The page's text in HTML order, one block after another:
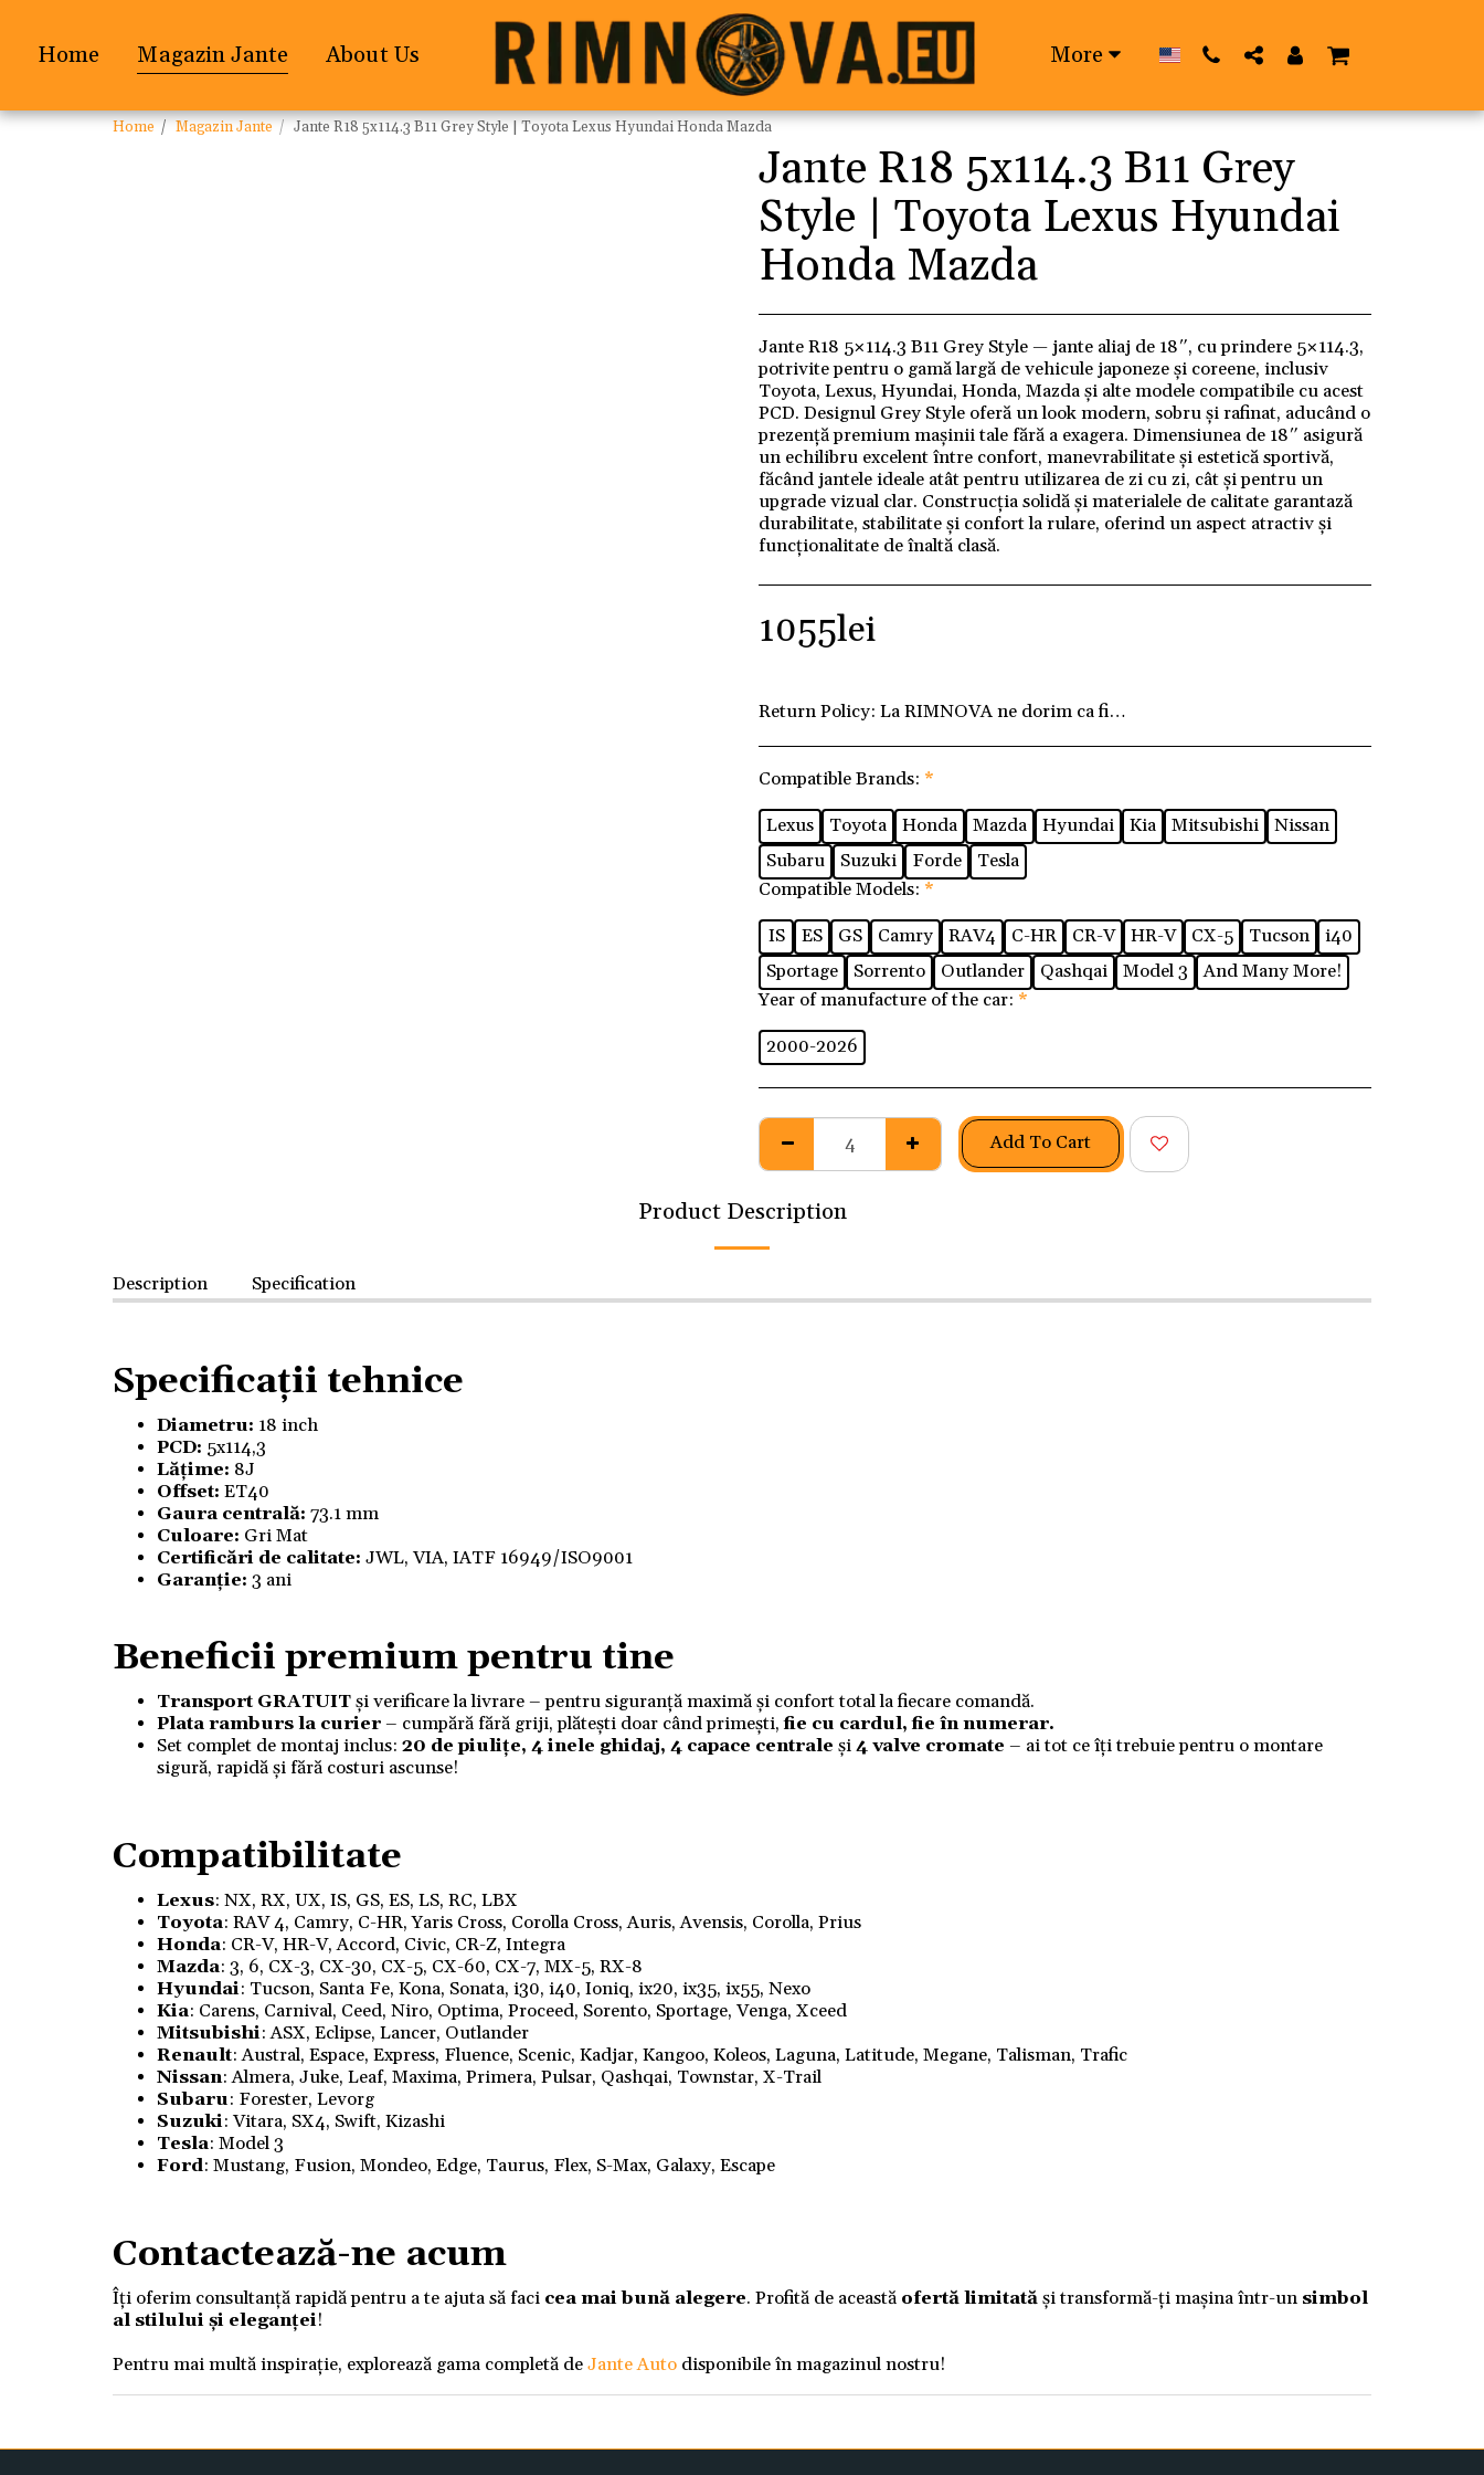
Home Magazin Jante About Us More
Home Magazin Jante Jante R18 5x114.3 B11 Grey Style | Toyota Lexus Hyundai Honda Mazda
Jante R18 5x114.3 B11 Grey
Style | Toyota Lexus Hyundai
Honda Mazda
Jante R18 5×114.3 B11 Grey Style — jante aliaj de 18″, cu prindere 5×114.3,
potrivite pentru o gamă largă de vehicule japoneze și coreene, inclusiv
Toyota, Lexus, Hyundai, Honda, Mazda și alte modele compatibile cu acest
PCD. Designul Grey Style oferă un look modern, sobru și rafinat, aducând o
prezență premium mașinii tale fără a exagera. Dimensiunea de 18″ asigură
un echilibru excelent între confort, manevrabilitate și estetică sportivă,
făcând jantele ideale atât pentru utilizarea de zi cu zi, cât și pentru un
upgrade vizual clar. Construcția solidă și materialele de calitate garantază
durabilitate, stabilitate și confort la rulare, oferind un aspect atractiv și
funcționalitate de înaltă clasă.
1055lei
Return Policy: La RIMNOVA ne dorim ca fiecare client să fie pe deplin
Compatible Brands: *
Lexus
Toyota Honda Mazda Hyundai Kia Mitsubishi
Nissan
Subaru
Suzuki Forde
Tesla
Compatible Models: *
IS
ES GS Camry RAV4 C-HR CR-V HR-V CX-5 Tucson
i40
Sportage
Sorrento Outlander Qashqai Model 3
And Many More!
Year of manufacture of the car: *
2000-2026
Add To Cart
Product Description
Description Specification
Specificații tehnice
Diametru: 18 inch
PCD: 5x114,3
Lățime: 8J
Offset: ET40
Gaura centrală: 73.1 mm
Culoare: Gri Mat
Certificări de calitate: JWL, VIA, IATF 16949/ISO9001
Garanție: 3 ani
Beneficii premium pentru tine
Transport GRATUITși verificare la livrare – pentru siguranță maximă și confort total la fiecare comandă.
Plata ramburs la curier– cumpără fără griji, plătești doar când primești,fie cu cardul, fie în numerar.
Set complet de montaj inclus: 20 de piulițe, 4 inele ghidaj, 4 capace centrale și4 valve cromate – ai tot ce îți trebuie pentru o montare
sigură, rapidă și fără costuri ascunse!
Compatibilitate
Lexus: NX, RX, UX, IS, GS, ES, LS, RC, LBX
Toyota: RAV 4, Camry, C-HR, Yaris Cross, Corolla Cross, Auris, Avensis, Corolla, Prius
Honda: CR-V, HR-V, Accord, Civic, CR-Z, Integra
Mazda: 3, 6, CX-3, CX-30, CX-5, CX-60, CX-7, MX-5, RX-8
Hyundai: Tucson, Santa Fe, Kona, Sonata, i30, i40, Ioniq, ix20, ix35, ix55, Nexo
Kia: Carens, Carnival, Ceed, Niro, Optima, Proceed, Sorento, Sportage, Venga, Xceed
Mitsubishi: ASX, Eclipse, Lancer, Outlander
Renault: Austral, Espace, Express, Fluence, Scenic, Kadjar, Kangoo, Koleos, Laguna, Latitude, Megane, Talisman, Trafic
Nissan: Almera, Juke, Leaf, Maxima, Primera, Pulsar, Qashqai, Townstar, X-Trail
Subaru: Forester, Levorg
Suzuki: Vitara, SX4, Swift, Kizashi
Tesla: Model 3
Ford: Mustang, Fusion, Mondeo, Edge, Taurus, Flex, S-Max, Galaxy, Escape
Contactează-ne acum
Îți oferim consultanță rapidă pentru a te ajuta să faci cea mai bună alegere. Profită de această ofertă limitatăși transformă-ți mașina într-un simbol
al stilului și eleganței!
Pentru mai multă inspirație, explorează gama completă deJante Auto disponibile în magazinul nostru!